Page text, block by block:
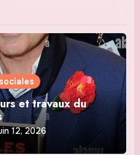
et travaux du
12, 2026